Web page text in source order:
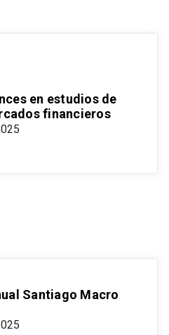
en estudios de
financieros
Santiago Macro